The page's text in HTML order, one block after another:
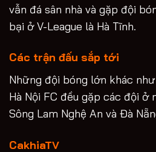
vẫn đá sân nhà và gặp đội
bại ở V-League là Hà Tĩnh.
Các trận đấu sắp tới
Những đội bóng lớn khác như
Hà Nội FC đều gặp các đội ở
Sông Lam Nghệ An và Đà
CakhiaTV